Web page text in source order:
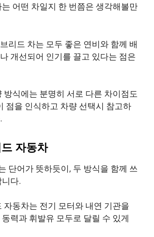
어떤 차일지 한 번쯤은 생각해볼만
리드 차는 모두 좋은 연비와 함께 배
개선되어 인기를 끌고 있다는 점은
방식에는 분명히 서로 다른 차이점도
점을 인식하고 차량 선택시 참고하
자동차
단어가 뜻하듯이, 두 방식을 함께 쓰
다.
자동차는 전기 모터와 내연 기관을
력과 휘발유 모두로 달릴 수 있게